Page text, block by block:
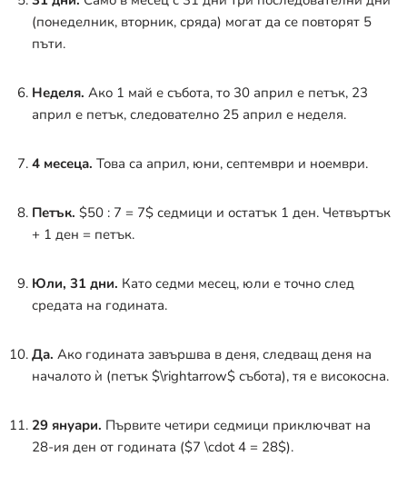
(понеделник, вторник, сряда) могат да се повторят 5
пъти.
Неделя. Ако 1 май е събота, то 30 април е петък, 23
април е петък, следователно 25 април е неделя.
4 месеца. Това са април, юни, септември и ноември.
Петък. $50 : 7 = 7$ седмици и остатък 1 ден. Четвъртък
+ 1 ден = петък.
Юли, 31 дни. Като седми месец, юли е точно след
средата на годината.
Да. Ако годината завършва в деня, следващ деня на
началото ѝ (петък $\rightarrow$ събота), тя е високосна.
29 януари. Първите четири седмици приключват на
28-ия ден от годината ($7 \cdot 4 = 28$).